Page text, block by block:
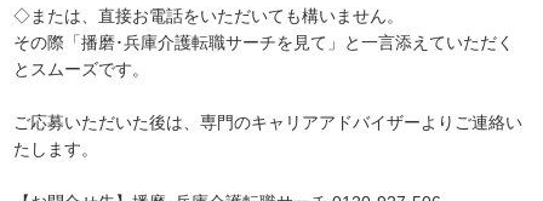
◇または、直接お電話をいただいても構いません。
その際「播磨･兵庫介護転職サーチを見て」と一言添えていただく
とスムーズです。
ご応募いただいた後は、専門のキャリアアドバイザーよりご連絡い
たします。